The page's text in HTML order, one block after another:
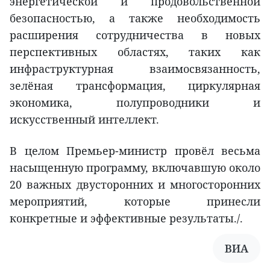
безопасностью, а также необходимость
расширения сотрудничества в новых
перспективных областях, таких как
инфраструктурная взаимосвязанность,
зелёная трансформация, циркулярная
экономика, полупроводники и
искусственный интеллект.
В целом Премьер-министр провёл весьма
насыщенную программу, включавшую около
20 важных двусторонних и многосторонних
мероприятий, которые принесли
конкретные и эффективные результаты./.
ВИА